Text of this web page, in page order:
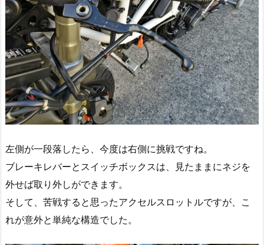
左側が一段落したら、今度は右側に挑戦ですね。
ブレーキレバーとスイッチボックスは、見たままにネジを
外せば取り外しができます。
そして、苦戦すると思ったアクセルスロットルですが、こ
れが意外と単純な構造でした。